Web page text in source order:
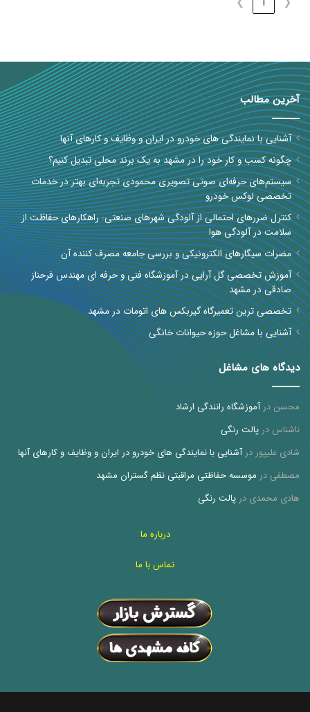
آخرین مطالب
آشنایی با نمایندگی های خودرو در ایران و وظایف و کارهای آنها
چگونه کسب و کار خود را در مشهد به یک برند محلی تبدیل کنیم؟
سیستم‌های حرفه‌ای صوتی تصویری محمودی تجربه‌ای بهتر در خدمات
تخصصی لوکس خودرو
کنترل ضررهای احتمالی از آلودگی شهرهای صنعتی: راهکارهای حفاظت از
سلامت در آلودگی هوا
مضرات سیگارهای الکترونیکی و بررسی جامعه مصرف کننده آن
آموزش تخصصی گل آرایی در آموزشگاه فنی و حرفه ای مهندس فرحناز
صادقی در مشهد
تخصصی ترین تعمیرگاه گیربکس های اتومات در مشهد
آشنایی با مشاغل حوزه حیوانات خانگی
دیدگاه های مشاغل
محسندرآموزشگاه رانندگی ارشاد
ناشناس در پالت رنگی
شادی علیپور درآشنایی با نمایندگی های خودرو در ایران و وظایف و کارهای آنها
مصطفی در موسسه حفاظتی مراقبتی نظم گستران مشهد
هادی محمدی در پالت رنگی
درباره ما
تماس با ما